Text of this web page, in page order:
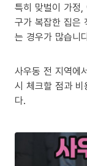
특히 맞벌이 가정,
구가 복잡한 집은
는 경우가 많습니
사우동 전 지역에
시 체크할 점과
다.